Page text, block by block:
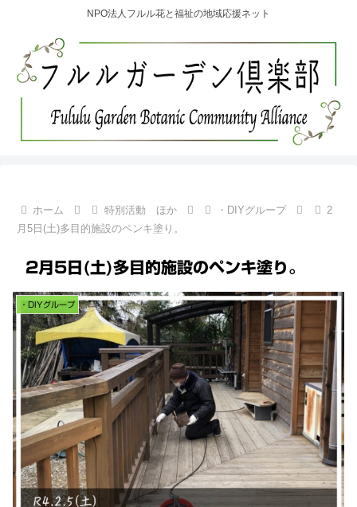
NPO法人フルル花と福祉の地域応援ネット
ホーム 特別活動 ほか ・DIYグループ
2
月5日(土)多目的施設のペンキ塗り。
2月5日(土)多目的施設のペンキ塗り。
・DIYグループ